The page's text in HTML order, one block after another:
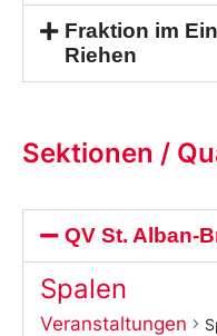
Fraktion im
Riehen
Sektionen /
QV St. Alban-
Spalen
Veranstaltungen